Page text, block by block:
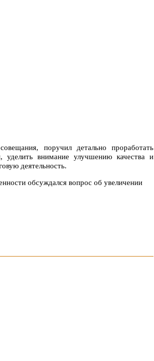
поручил детально проработать
уделить внимание улучшению качества и
деятельность.
обсуждался вопрос об увеличении